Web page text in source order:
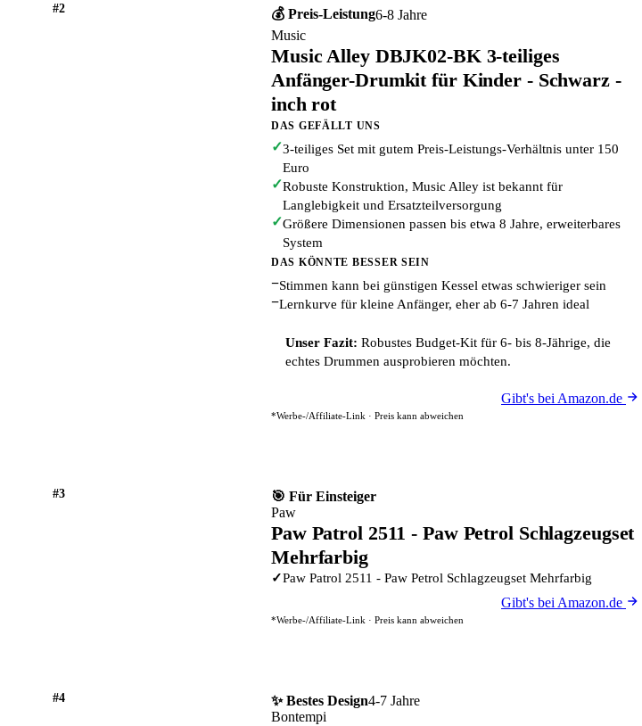
#2 💰 Preis-Leistung6-8 Jahre
Music
Music Alley DBJK02-BK 3-teiliges
Anfänger-Drumkit für Kinder - Schwarz -
inch rot
DAS GEFÄLLT UNS
✓3-teiliges Set mit gutem Preis-Leistungs-Verhältnis unter 150
Euro
✓Robuste Konstruktion, Music Alley ist bekannt für
Langlebigkeit und Ersatzteilversorgung
✓Größere Dimensionen passen bis etwa 8 Jahre, erweiterbares
System
DAS KÖNNTE BESSER SEIN
−Stimmen kann bei günstigen Kessel etwas schwieriger sein
−Lernkurve für kleine Anfänger, eher ab 6-7 Jahren ideal
Unser Fazit: Robustes Budget-Kit für 6- bis 8-Jährige, die
echtes Drummen ausprobieren möchten.
Gibt's bei Amazon.de
*Werbe-/Affiliate-Link · Preis kann abweichen
#3
🎯 Für Einsteiger
Paw
Paw Patrol 2511 - Paw Petrol Schlagzeugset
Mehrfarbig
✓Paw Patrol 2511 - Paw Petrol Schlagzeugset Mehrfarbig
Gibt's bei Amazon.de
*Werbe-/Affiliate-Link · Preis kann abweichen
#4 ✨ Bestes Design4-7 Jahre
Bontempi